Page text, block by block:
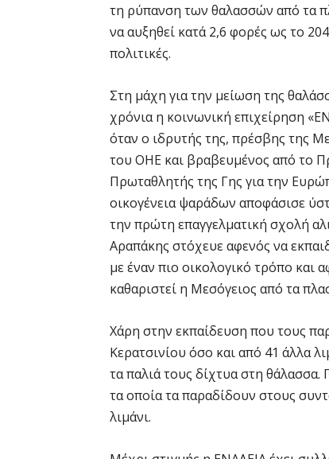
τη ρύπανση των θαλασσών από τα
να αυξηθεί κατά 2,6 φορές ως το
πολιτικές.
Στη μάχη για την μείωση της
χρόνια η κοινωνική επιχείρηση
όταν ο ιδρυτής της, πρέσβης της
του ΟΗΕ και βραβευμένος από το
Πρωταθλητής της Γης για την
οικογένεια ψαράδων αποφάσισε
την πρώτη επαγγελματική σχολή
Αραπάκης στόχευε αφενός να
με έναν πιο οικολογικό τρόπο και
καθαριστεί η Μεσόγειος από τα
Χάρη στην εκπαίδευση που τους
Κερατσινίου όσο και από 41 άλλα
τα παλιά τους δίχτυα στη
τα οποία τα παραδίδουν στους
λιμάνι.